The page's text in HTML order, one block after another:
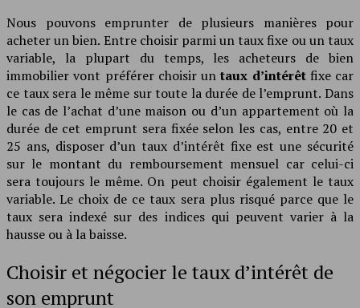
Nous pouvons emprunter de plusieurs manières pour
acheter un bien. Entre choisir parmi un taux fixe ou un taux
variable, la plupart du temps, les acheteurs de bien
immobilier vont préférer choisir untaux d’intérêtfixe car
ce taux sera le même sur toute la durée de l’emprunt. Dans
le cas de l’achat d’une maison ou d’un appartement où la
durée de cet emprunt sera fixée selon les cas, entre 20 et
25 ans, disposer d’un taux d’intérêt fixe est une sécurité
sur le montant du remboursement mensuel car celui-ci
sera toujours le même. On peut choisir également le taux
variable. Le choix de ce taux sera plus risqué parce que le
taux sera indexé sur des indices qui peuvent varier à la
hausse ou à la baisse.
Choisir et négocier le taux d’intérêt de
son emprunt